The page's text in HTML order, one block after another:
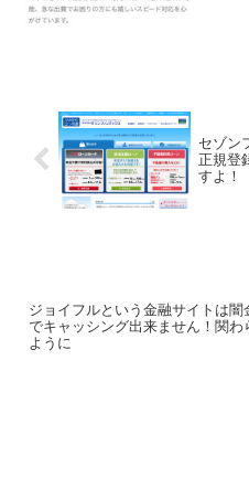
セゾン
正規登
すよ！
ジョイフルという金融サイトは闇
でキャッシング出来ません！関わ
ように